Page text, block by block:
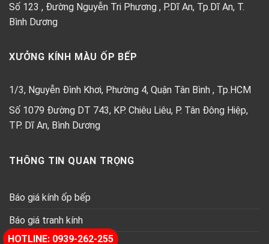
HOTLINE: 0939-262-255
Số 123 , Đường Nguyễn Tri Phương , P.Dĩ An, Tp.Dĩ An, T.
Bình Dương
XƯỞNG KÍNH MÀU ỐP BẾP
1/3, Nguyễn Đình Khơi, Phường 4, Quận Tân Bình , Tp.HCM
Số 1079 Đường DT 743, KP. Chiêu Liêu, P. Tân Đông Hiệp,
TP. Dĩ An, Bình Dương
THÔNG TIN QUAN TRỌNG
Báo giá kính ốp bếp
Báo giá tranh kính